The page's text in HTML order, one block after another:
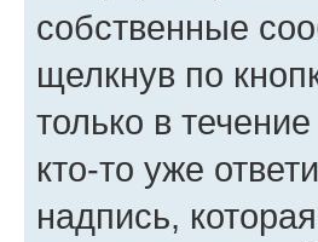
собственные
щелкнув по
только в
кто-то уже
надпись,